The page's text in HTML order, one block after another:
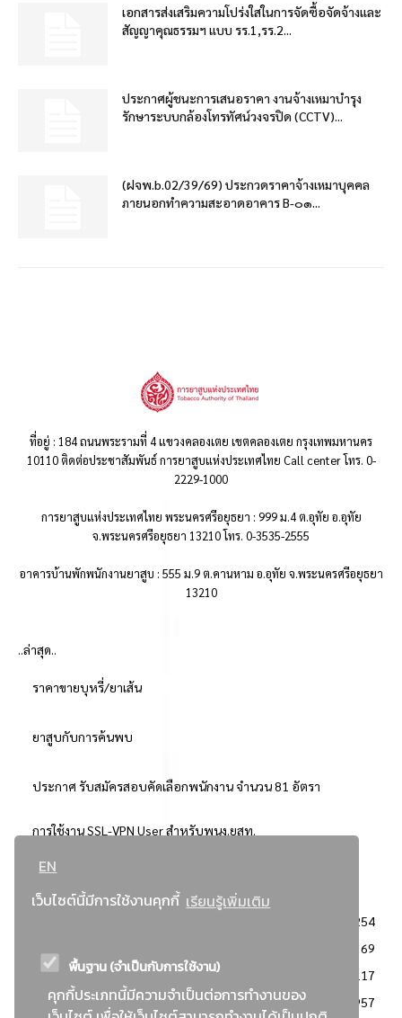
EN
เว็บไซต์นี้มีการใช้งานคุกกี้ เรียนรู้เพิ่มเติม
พื้นฐาน (จำเป็นกับการใช้งาน)
คุกกี้ประเภทนี้มีความจำเป็นต่อการทำงานของ
เอกสารส่งเสริมความโปร่งใสในการจัดซื้อจัดจ้างและ
สัญญาคุณธรรมฯ แบบ รร.1,รร.2...
ประกาศผู้ชนะการเสนอราคา งานจ้างเหมาบำรุง
รักษาระบบกล้องโทรทัศน์วงจรปิด (CCTV)...
(ฝจพ.b.02/39/69) ประกวดราคาจ้างเหมาบุคคล
ภายนอกทำความสะอาดอาคาร B-๐๑...
ที่อยู่ : 184 ถนนพระรามที่ 4 แขวงคลองเตย เขตคลองเตย กรุงเทพมหานคร
10110 ติดต่อประชาสัมพันธ์ การยาสูบแห่งประเทศไทย Call center โทร. 0-
2229-1000
การยาสูบแห่งประเทศไทย พระนครศรีอยุธยา : 999 ม.4 ต.อุทัย อ.อุทัย
จ.พระนครศรีอยุธยา 13210 โทร. 0-3535-2555
อาคารบ้านพักพนักงานยาสูบ : 555 ม.9 ต.คานหาม อ.อุทัย จ.พระนครศรีอยุธยา
13210
..ล่าสุด..
ราคาขายบุหรี่/ยาเส้น
ยาสูบกับการค้นพบ
ประกาศ รับสมัครสอบคัดเลือกพนักงาน จำนวน 81 อัตรา
การใช้งาน SSL-VPN User สำหรับพนง.ยสท.
..ยอดนิยม..
3254
2369
: วิธีเฉพาะเจาะจง
2117
ข่าวสาร/ประกาศ
1957